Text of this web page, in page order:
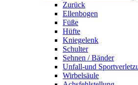
Zurück
Ellenbogen
Füße
Hüfte
Kniegelenk
Schulter
Sehnen / Bänder
Unfall-und
Wirbelsäule